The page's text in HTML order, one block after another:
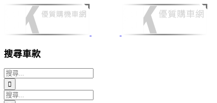
Skip
搜尋車款
搜
索
結
搜